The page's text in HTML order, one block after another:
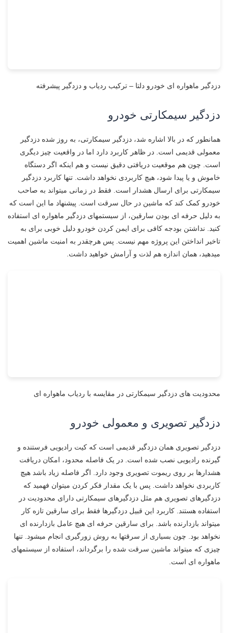
دزدگیر ماهواره ای خودرو دلتا – ترکیب ردیاب و دزدگیر پیشرفته
دزدگیر سیمکارتی خودرو
همانطور که در بالا اشاره شد، دزدگیر سیمکارتی، به روز شده دزدگیر
معمولی قدیمی است. در ظاهر کاربرد دارد اما در واقعیت چیز دیگری
است. چون هم موقعیت دریافتی دقیق نیست و هم اینکه اگر دستگاه
خاموش و یا پیدا شود، هیچ کاربردی نخواهد داشت. تنها کاربرد دزدگیر
سیمکارتی برای ارسال هشدار است. فقط در زمانی میتواند به صاحب
خودرو کمک کند که ماشین در حال سرقت است. پیشنهاد ما این است که
به دلیل حرفه ای بودن سارقین، از سیستمهای دزدگیر ماهواره ای استفاده
کنید. نداشتن بودجه کافی برای ایمن کردن خودرو دلیل خوبی برای به
تاخیر انداختن این پروژه مهم نیست. پس هرچقدر به امنیت ماشین اهمیت
میدهید، همان اندازه هم لذت و آرامش خواهید داشت.
محدودیت های دزدگیر سیمکارتی در مقایسه با ردیاب ماهواره ای
دزدگیر تصویری و معمولی خودرو
دزدگیر تصویری همان دزدگیر قدیمی است که کیت رادیویی فرستنده و
گیرنده رادیویی نصب شده است. در یک فاصله محدود، امکان دریافت
هشدارها بر روی ریموت تصویری وجود دارد. اگر فاصله زیاد باشد هیچ
کاربردی نخواهد داشت. پس با یک مقدار فکر کردن میتوان فهمید که
دزدگیرهای تصویری هم مثل دزدگیرهای سیمکارتی دارای محدودیت در
استفاده هستند. کاربرد این قبیل دزدگیرها فقط برای سارقین تازه کار
میتواند بازدارنده باشد. برای سارقین حرفه ای هیچ عامل بازدارنده ای
نخواهد بود. چون بسیاری از سرقتها به روش زورگیری انجام میشود. تنها
چیزی که میتواند ماشین سرقت شده را برگرداند، استفاده از سیستمهای
ماهواره ای است.